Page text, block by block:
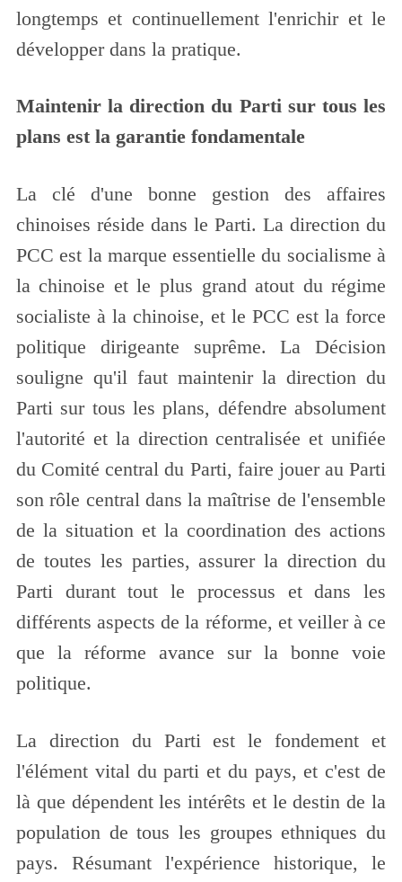
longtemps et continuellement l'enrichir et le
développer dans la pratique.
Maintenir la direction du Parti sur tous les
plans est la garantie fondamentale
La clé d'une bonne gestion des affaires
chinoises réside dans le Parti. La direction du
PCC est la marque essentielle du socialisme à
la chinoise et le plus grand atout du régime
socialiste à la chinoise, et le PCC est la force
politique dirigeante suprême. La Décision
souligne qu'il faut maintenir la direction du
Parti sur tous les plans, défendre absolument
l'autorité et la direction centralisée et unifiée
du Comité central du Parti, faire jouer au Parti
son rôle central dans la maîtrise de l'ensemble
de la situation et la coordination des actions
de toutes les parties, assurer la direction du
Parti durant tout le processus et dans les
différents aspects de la réforme, et veiller à ce
que la réforme avance sur la bonne voie
politique.
La direction du Parti est le fondement et
l'élément vital du parti et du pays, et c'est de
là que dépendent les intérêts et le destin de la
population de tous les groupes ethniques du
pays. Résumant l'expérience historique, le